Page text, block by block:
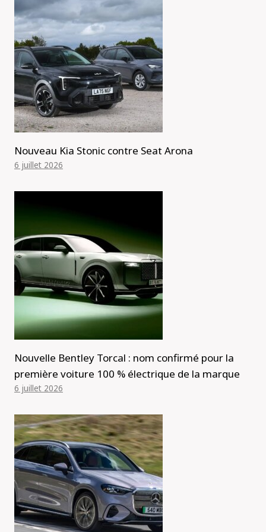
Nouveau Kia Stonic contre Seat Arona
6 juillet 2026
Nouvelle Bentley Torcal : nom confirmé pour la
première voiture 100 % électrique de la marque
6 juillet 2026